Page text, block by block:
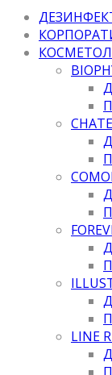
LINE